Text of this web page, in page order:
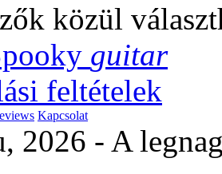
közül
guitar
feltételek
Kapcsolat
2026 - A